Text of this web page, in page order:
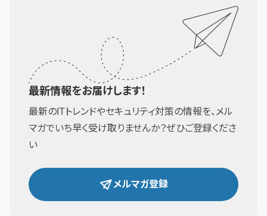
最新情報をお届けします！
最新のITトレンドやセキュリティ対策の情報を、メル
マガでいち早く受け取りませんか？ぜひご登録くださ
い
メルマガ登録